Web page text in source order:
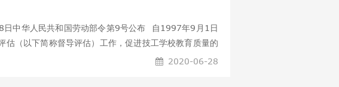
中华人民共和国劳动部令第9号公布 自1997年9月1日
以下简称督导评估）工作，促进技工学校教育质量的
教育法》的有关规定，制定本规定。 第二条 技工学校
2020-06-28